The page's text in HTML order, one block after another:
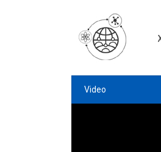
Video